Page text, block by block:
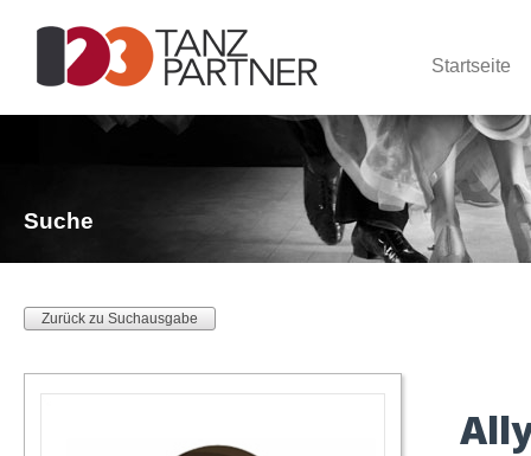
Startseite
Suche
Zurück zu Suchausgabe